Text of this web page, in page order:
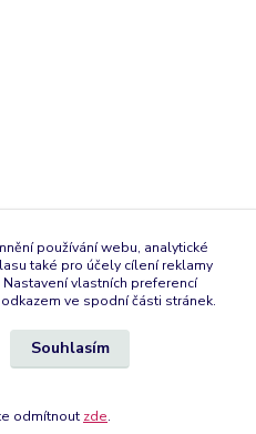
používání webu, analytické
také pro účely cílení reklamy
vlastních preferencí
ve spodní části stránek.
Souhlasím
odmítnout zde.